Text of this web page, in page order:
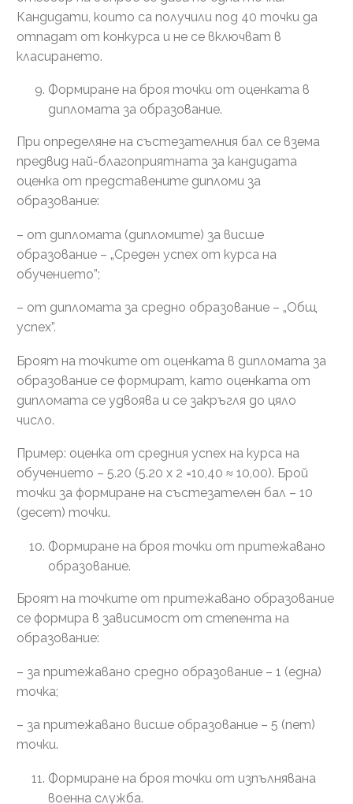
Кандидати, които са получили под 40 точки да
отпадат от конкурса и не се включват в
класирането.
Формиране на броя точки от оценката в
дипломата за образование.
При определяне на състезателния бал се взема
предвид най-благоприятната за кандидата
оценка от представените дипломи за
образование:
– от дипломата (дипломите) за висше
образование – „Среден успех от курса на
обучението”;
– от дипломата за средно образование – „Общ
успех”.
Броят на точките от оценката в дипломата за
образование се формират, като оценката от
дипломата се удвоява и се закръгля до цяло
число.
Пример: оценка от средния успех на курса на
обучението – 5.20 (5.20 х 2 =10,40 ≈ 10,00). Брой
точки за формиране на състезателен бал – 10
(десет) точки.
Формиране на броя точки от притежавано
образование.
Броят на точките от притежавано образование
се формира в зависимост от степента на
образование:
– за притежавано средно образование – 1 (една)
точка;
– за притежавано висше образование – 5 (пет)
точки.
Формиране на броя точки от изпълнявана
военна служба.